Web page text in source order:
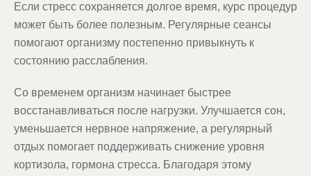
Если стресс сохраняется долгое время, курс процедур
может быть более полезным. Регулярные сеансы
помогают организму постепенно привыкнуть к
состоянию расслабления.
Со временем организм начинает быстрее
восстанавливаться после нагрузки. Улучшается сон,
уменьшается нервное напряжение, а регулярный
отдых помогает поддерживать снижение уровня
кортизола, гормона стресса. Благодаря этому